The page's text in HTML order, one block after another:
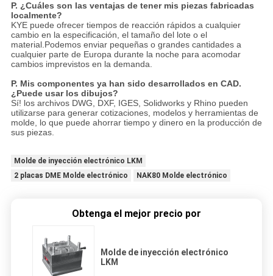
P. ¿Cuáles son las ventajas de tener mis piezas fabricadas
localmente?
KYE puede ofrecer tiempos de reacción rápidos a cualquier
cambio en la especificación, el tamaño del lote o el
material.Podemos enviar pequeñas o grandes cantidades a
cualquier parte de Europa durante la noche para acomodar
cambios imprevistos en la demanda.
P. Mis componentes ya han sido desarrollados en CAD.
¿Puede usar los dibujos?
Sí! los archivos DWG, DXF, IGES, Solidworks y Rhino pueden
utilizarse para generar cotizaciones, modelos y herramientas de
molde, lo que puede ahorrar tiempo y dinero en la producción de
sus piezas.
Molde de inyección electrónico LKM
2 placas DME Molde electrónico
NAK80 Molde electrónico
Obtenga el mejor precio por
Molde de inyección electrónico
LKM